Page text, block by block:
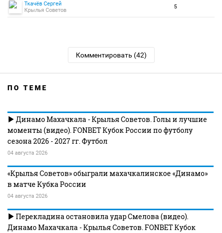
Ткачёв Сергей
Крылья Советов
5
Комментировать (42)
ПО ТЕМЕ
Динамо Махачкала - Крылья Советов. Голы и лучшие
моменты (видео). FONBET Кубок России по футболу
сезона 2026 - 2027 гг. Футбол
04 августа 2026
«Крылья Советов» обыграли махачкалинское «Динамо»
в матче Кубка России
04 августа 2026
Перекладина остановила удар Смелова (видео).
Динамо Махачкала - Крылья Советов. FONBET Кубок